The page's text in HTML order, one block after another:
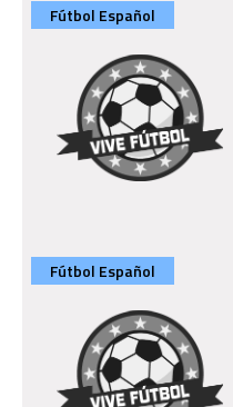
Fútbol Español
Fútbol Español